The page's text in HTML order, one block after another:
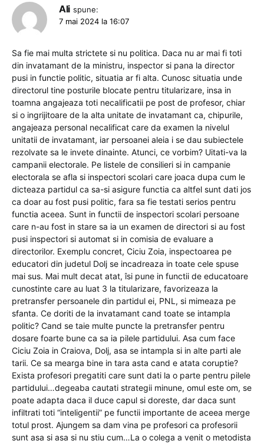
Ali spune:
7 mai 2024 la 16:07
Sa fie mai multa strictete si nu politica. Daca nu ar mai fi toti
din invatamant de la ministru, inspector si pana la director
pusi in functie politic, situatia ar fi alta. Cunosc situatia unde
directorul tine posturile blocate pentru titularizare, insa in
toamna angajeaza toti necalificatii pe post de profesor, chiar
si o ingrijitoare de la alta unitate de invatamant ca, chipurile,
angajeaza personal necalificat care da examen la nivelul
unitatii de invatamant, iar persoanei aleia i se dau subiectele
rezolvate sa le invete dinainte. Atunci, ce vorbim? Uitati-va la
campanii electorale. Pe listele de consilieri si in campanie
electorala se afla si inspectori scolari care joaca dupa cum le
dicteaza partidul ca sa-si asigure functia ca altfel sunt dati jos
ca doar au fost pusi politic, fara sa fie testati serios pentru
functia aceea. Sunt in functii de inspectori scolari persoane
care n-au fost in stare sa ia un examen de directori si au fost
pusi inspectori si automat si in comisia de evaluare a
directorilor. Exemplu concret, Ciciu Zoia, inspectoarea pe
educatori din judetul Dolj se incadreaza in toate cele spuse
mai sus. Mai mult decat atat, îsi pune in functii de educatoare
cunostinte care au luat 3 la titularizare, favorizeaza la
pretransfer persoanele din partidul ei, PNL, si mimeaza pe
sfanta. Ce doriti de la invatamant cand toate se intampla
politic? Cand se taie multe puncte la pretransfer pentru
dosare foarte bune ca sa ia pilele partidului. Asa cum face
Ciciu Zoia in Craiova, Dolj, asa se intampla si in alte parti ale
tarii. Ce sa mearga bine in tara asta cand e atata coruptie?
Exista profesori pregatiti care sunt dati la o parte pentru pilele
partidului…degeaba cautati strategii minune, omul este om, se
poate adapta daca il duce capul si doreste, dar daca sunt
infiltrati toti “inteligentii” pe functii importante de aceea merge
totul prost. Ajungem sa dam vina pe profesori ca profesorii
sunt asa si asa si nu stiu cum…La o colega a venit o metodista